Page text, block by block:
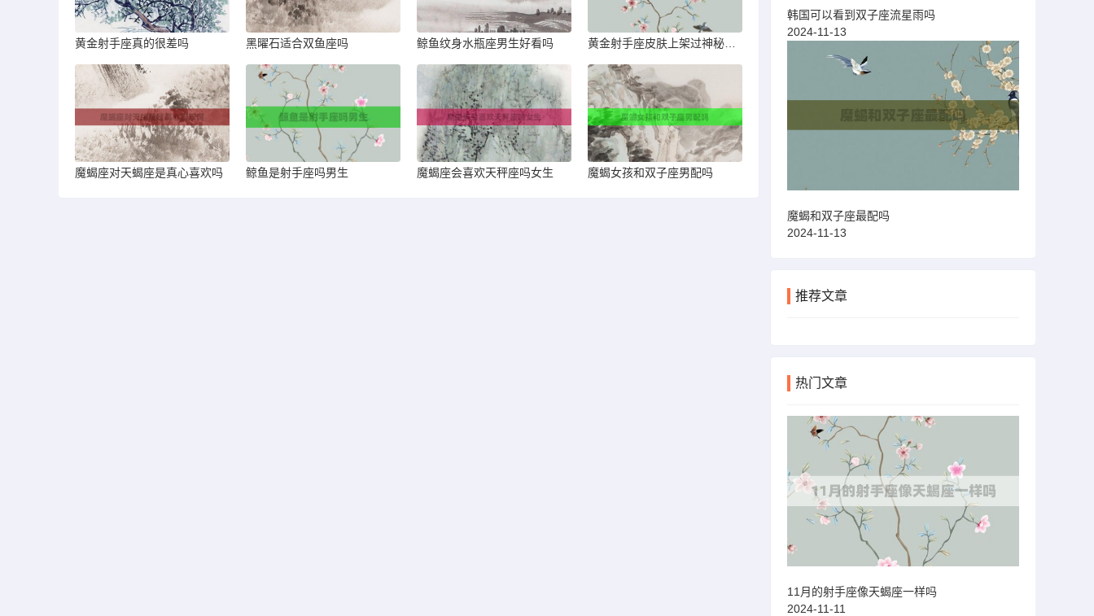
黄金射手座真的很差吗 黑曜石适合双鱼座吗 鲸鱼纹身水瓶座男生好看吗
魔蝎座对天蝎座是真心喜欢吗 鲸鱼是射手座吗男生 魔蝎座会喜欢天秤座吗女生 魔蝎女孩和双子座男配吗
韩国可以看到双子座流星雨吗
2024-11-13
魔蝎和双子座最配吗
2024-11-13
推荐文章
热门文章
11月的射手座像天蝎座一样吗
2024-11-11